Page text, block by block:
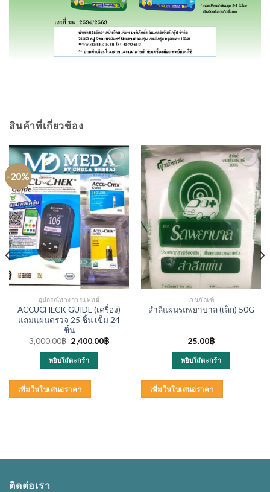
สินค้าที่เกี่ยวข้อง
-20%
อุปกรณ์ทางการแพทย์
ACCUCHECK GUIDE (เครื่อง)
แถมแผ่นตรวจ 25 ชิ้น เข็ม 24
ชิ้น
3,000.00฿ Original
price
was:
3,000.00฿.
2,400.00฿Current
หยิบใส่ตะกร้า
เพิ่มในใบเสนอราคา
เวชภัณฑ์
สำลีแผ่นรถพยาบาล (เล็ก) 50G
25.00฿
หยิบใส่ตะกร้า
เพิ่มในใบเสนอราคา
ติดต่อเรา